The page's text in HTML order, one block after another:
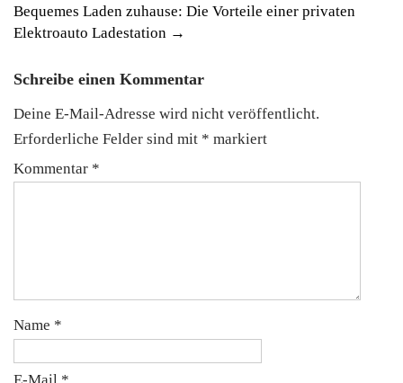
Bequemes Laden zuhause: Die Vorteile einer privaten
Elektroauto Ladestation →
Schreibe einen Kommentar
Deine E-Mail-Adresse wird nicht veröffentlicht.
Erforderliche Felder sind mit * markiert
Kommentar *
Name *